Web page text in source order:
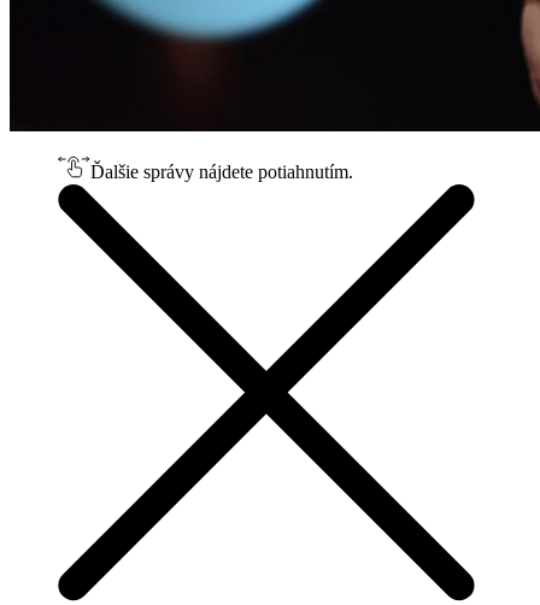
Ďalšie správy nájdete potiahnutím.